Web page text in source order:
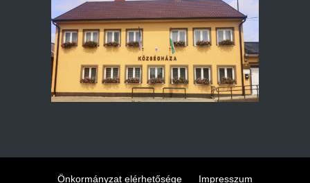
Önkormányzat elérhetősége Impresszum